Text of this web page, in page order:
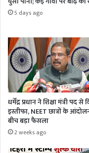
5 days ago
धर्मेंद्र प्रधान ने शिक्षा मंत्री पद से
इस्तीफा, NEET छात्रों के
बीच बड़ा फैसला
2 weeks ago